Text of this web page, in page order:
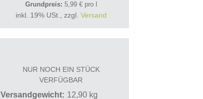
Grundpreis: 5,99 € pro l
inkl. 19% USt., zzgl. Versand
NUR NOCH EIN STÜCK
VERFÜGBAR
Versandgewicht 12,90 kg